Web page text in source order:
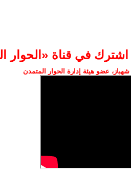
اشترك في قناة ‫«الحوار
عضو هيئة إدارة الحوار المتمدن